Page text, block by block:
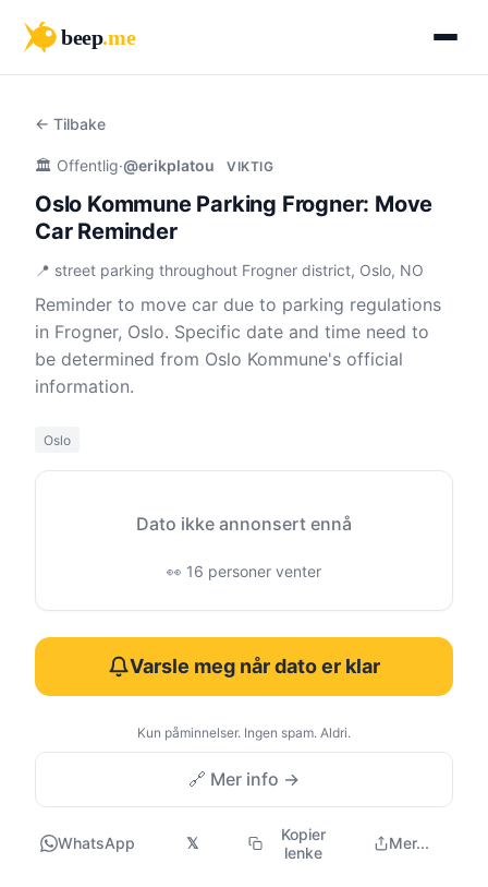
beep.me
← Tilbake
🏛️ Offentlig·@erikplatou VIKTIG
Oslo Kommune Parking Frogner: Move
Car Reminder
📍 street parking throughout Frogner district, Oslo, NO
Reminder to move car due to parking regulations
in Frogner, Oslo. Specific date and time need to
be determined from Oslo Kommune's official
information.
Oslo
Dato ikke annonsert ennå
👀 16 personer venter
Varsle meg når dato er klar
Kun påminnelser. Ingen spam. Aldri.
🔗 Mer info →
WhatsApp 𝕏
Kopier
lenke
Mer...